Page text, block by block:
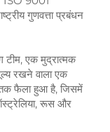
गुणवत्ता प्रबंधन
टीम, एक मुद्रात्मक
रखने वाला एक
तक फैला हुआ है, जिसमें
रूस और